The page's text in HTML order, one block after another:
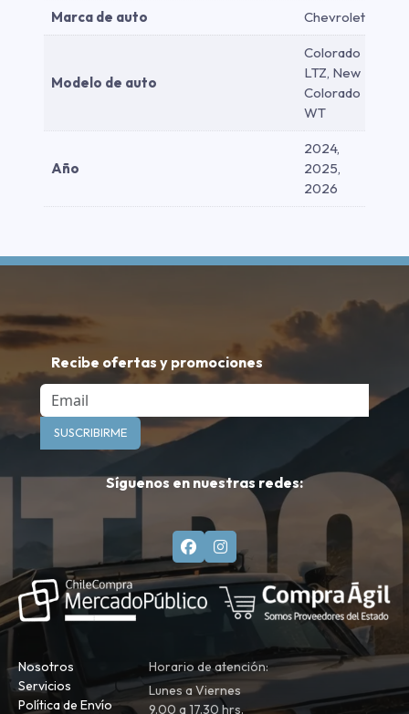
Marca de auto Chevrolet
Modelo de auto
Colorado
LTZ, New
Colorado
WT
Año
2024,
2025,
2026
Recibe ofertas y promociones
Email
SUSCRIBIRME
Síguenos en nuestras redes:
Nosotros
Servicios
Política de Envío
Horario de atención:
Lunes a Viernes
9.00 a 17.30 hrs.